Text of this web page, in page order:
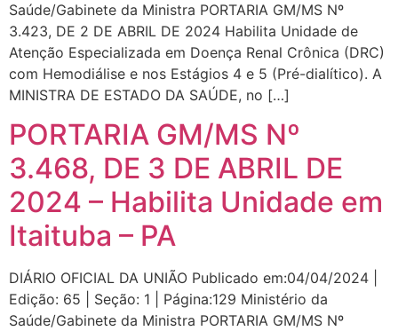
Saúde/Gabinete da Ministra PORTARIA GM/MS Nº
3.423, DE 2 DE ABRIL DE 2024 Habilita Unidade de
Atenção Especializada em Doença Renal Crônica (DRC)
com Hemodiálise e nos Estágios 4 e 5 (Pré-dialítico). A
MINISTRA DE ESTADO DA SAÚDE, no […]
PORTARIA GM/MS Nº
3.468, DE 3 DE ABRIL DE
2024 – Habilita Unidade em
Itaituba – PA
DIÁRIO OFICIAL DA UNIÃO Publicado em:04/04/2024 |
Edição: 65 | Seção: 1 | Página:129 Ministério da
Saúde/Gabinete da Ministra PORTARIA GM/MS Nº